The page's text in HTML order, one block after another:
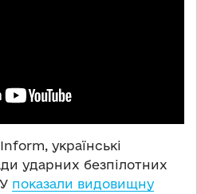
українські
ударних безпілотних
показали видовищну